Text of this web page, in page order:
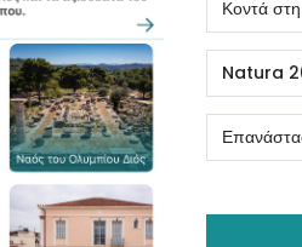
Κοντά
Natura